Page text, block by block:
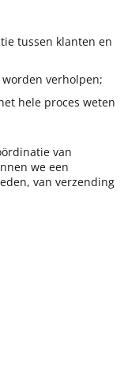
tussen klanten en
verholpen;
hele proces weten
van
we een
van verzending